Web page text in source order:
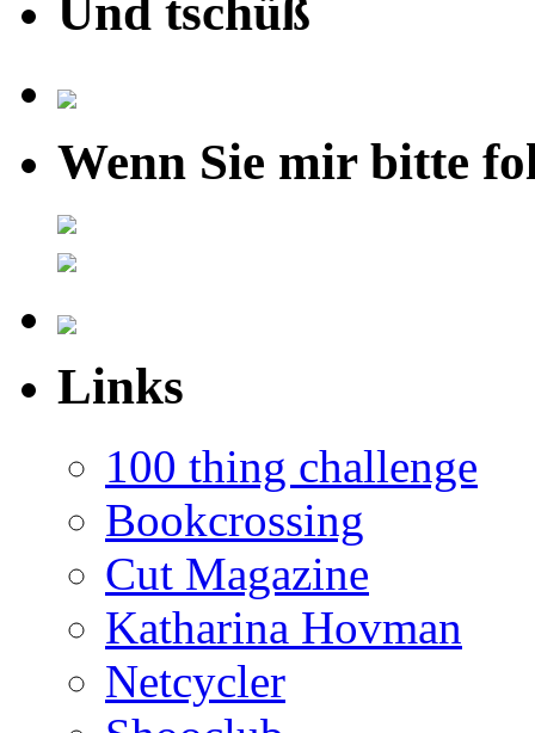
Und tschüß
Wenn Sie mir bitte
Links
100 thing challenge
Bookcrossing
Cut Magazine
Katharina Hovman
Netcycler